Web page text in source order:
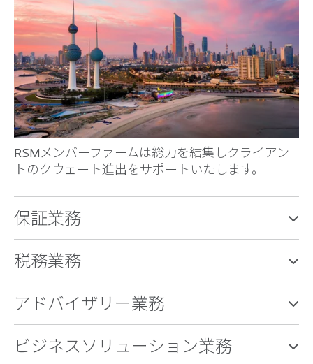
RSMメンバーファームは総力を結集しクライアン
トのクウェート進出をサポートいたします。
保証業務
税務業務
アドバイザリー業務
ビジネスソリューション業務